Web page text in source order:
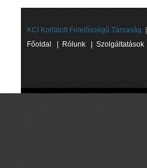
KCI Korlátolt Felelősségű Társaság.
Főoldal
Rólunk Szolgáltatások